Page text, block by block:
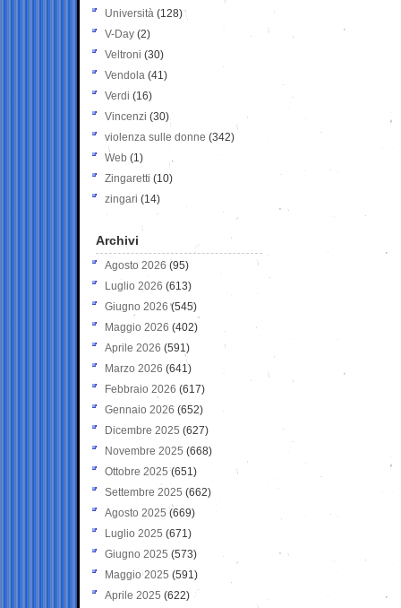
Università (128)
V-Day (2)
Veltroni (30)
Vendola (41)
Verdi (16)
Vincenzi (30)
violenza sulle donne (342)
Web (1)
Zingaretti (10)
zingari (14)
Archivi
Agosto 2026 (95)
Luglio 2026 (613)
Giugno 2026 (545)
Maggio 2026 (402)
Aprile 2026 (591)
Marzo 2026 (641)
Febbraio 2026 (617)
Gennaio 2026 (652)
Dicembre 2025 (627)
Novembre 2025 (668)
Ottobre 2025 (651)
Settembre 2025 (662)
Agosto 2025 (669)
Luglio 2025 (671)
Giugno 2025 (573)
Maggio 2025 (591)
Aprile 2025 (622)